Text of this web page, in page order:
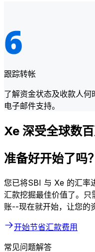
跟踪转帐
了解资金状态及收款人
电子邮件支持。
Xe 深受全球数
准备好开始了吗？
您已将SBI 与 Xe 的汇率
汇款挖掘最佳价值了。
账--现在就开始，让您的
开始节省汇款费用
常见问题解答